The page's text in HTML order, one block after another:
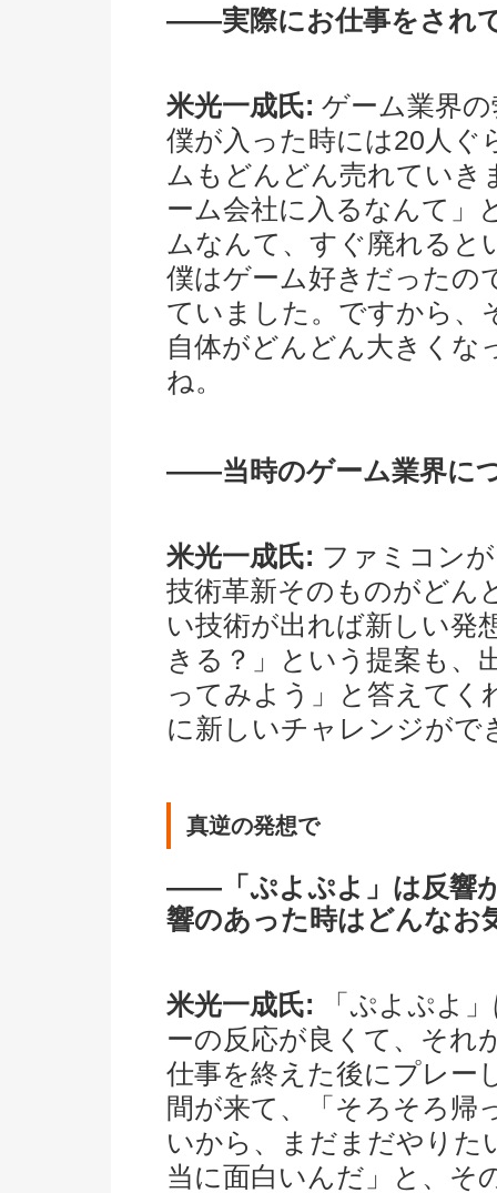
――実際にお仕事をされ
米光一成氏: ゲーム業界
僕が入った時には20人ぐ
ムもどんどん売れていき
ーム会社に入るなんて」
ムなんて、すぐ廃れると
僕はゲーム好きだったの
ていました。ですから、
自体がどんどん大きくな
ね。
――当時のゲーム業界に
米光一成氏: ファミコン
技術革新そのものがどん
い技術が出れば新しい発
きる？」という提案も、
ってみよう」と答えてく
に新しいチャレンジがで
真逆の発想で
――「ぷよぷよ」は反響
響のあった時はどんなお
米光一成氏: 「ぷよぷよ
ーの反応が良くて、それ
仕事を終えた後にプレー
間が来て、「そろそろ帰
いから、まだまだやりた
当に面白いんだ」と、そ